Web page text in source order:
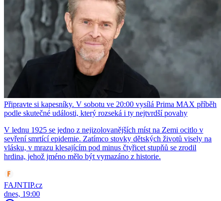
Připravte si kapesníky. V sobotu ve 20:00 vysílá Prima MAX příběh
podle skutečné události, který rozseká i ty nejtvrdší povahy
V lednu 1925 se jedno z nejizolovanějších míst na Zemi ocitlo v
sevření smrtící epidemie. Zatímco stovky dětských životů visely na
vlásku, v mrazu klesajícím pod minus čtyřicet stupňů se zrodil
hrdina, jehož jméno mělo být vymazáno z historie.
FAJNTIP.cz
dnes, 19:00